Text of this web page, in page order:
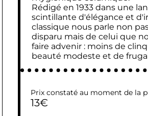
Rédigé en 1933 dans une
scintillante d'élégance et
classique nous parle non
disparu mais de celui que
faire advenir : moins de
beauté modeste et de
Prix constaté au moment de la
13€